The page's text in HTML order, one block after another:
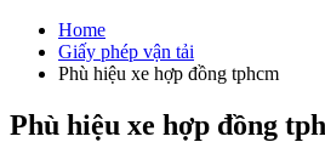
Home
Giấy phép vận tải
Phù hiệu xe hợp đồng tphcm
Phù hiệu xe hợp đồng